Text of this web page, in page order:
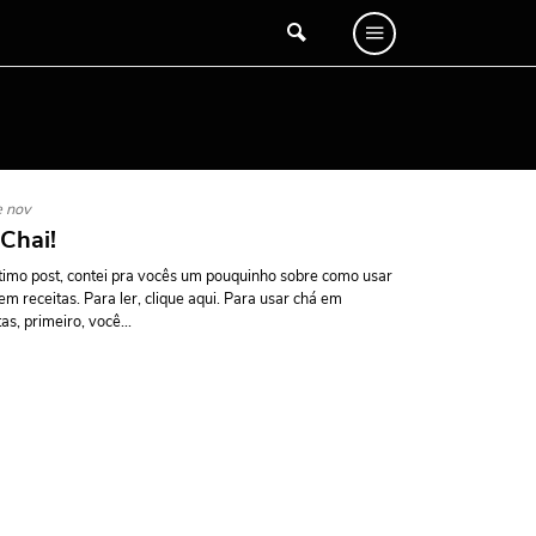
nov
post, contei pra vocês um pouquinho sobre como usar
receitas. Para ler, clique aqui. Para usar chá em
primeiro, você...